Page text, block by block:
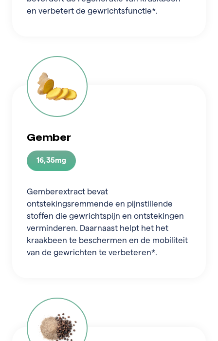
en verbetert de gewrichtsfunctie*.
Gember
16,35mg
Gemberextract bevat
ontstekingsremmende en pijnstillende
stoffen die gewrichtspijn en ontstekingen
verminderen. Daarnaast helpt het het
kraakbeen te beschermen en de mobiliteit
van de gewrichten te verbeteren*.